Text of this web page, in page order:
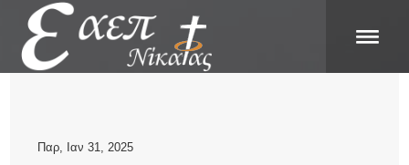
Παρ, Ιαν 31, 2025